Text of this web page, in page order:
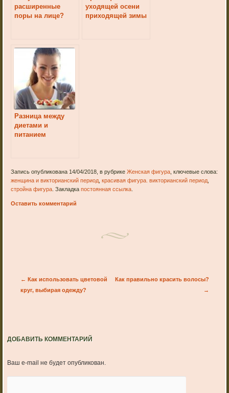
расширенные
поры на лице?
уходящей осени
приходящей зимы
Разница между
диетами и
питанием
Запись опубликована 14/04/2018, в рубрикеЖенская фигура , ключевые слова:
женщина и викторианский период ,красивая фигура. викторианский период
стройна фигура . Закладкапостоянная ссылка
Оставить комментарий
Post navigation
← Как использовать цветовой
круг, выбирая одежду?
Как правильно красить волосы?
→
ДОБАВИТЬ КОММЕНТАРИЙ
Ваш e-mail не будет опубликован.